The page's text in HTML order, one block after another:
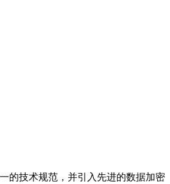
的技术规范，并引入先进的数据加密